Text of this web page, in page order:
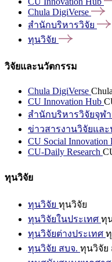
Chula DigiVerse
สำนักบริหารวิจัย
ทุนวิจัย
วิจัยและนวัตกรรม
Chula DigiVerse
CU Innovation Hub
สำนักบริหารวิจัยจุฬ
ข่าวสารงานวิจัยแล
CU Social Innovation
CU-Daily Research
ทุนวิจัย
ทุนวิจัย ทุนวิจัย
ทุนวิจัยในประเทศ ทุ
ทุนวิจัยต่างประเทศ
ทุนวิจัย สบจ. ทุนวิจัย